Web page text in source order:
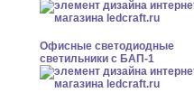
Офисные светодиодные
светильники с БАП-1